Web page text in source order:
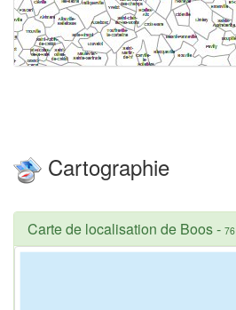
Cartographie
Carte de localisation de Boos- 76